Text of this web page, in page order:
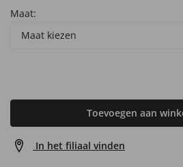
Maat:
Maat kiezen
Toevoegen aan
In het filiaal vinden